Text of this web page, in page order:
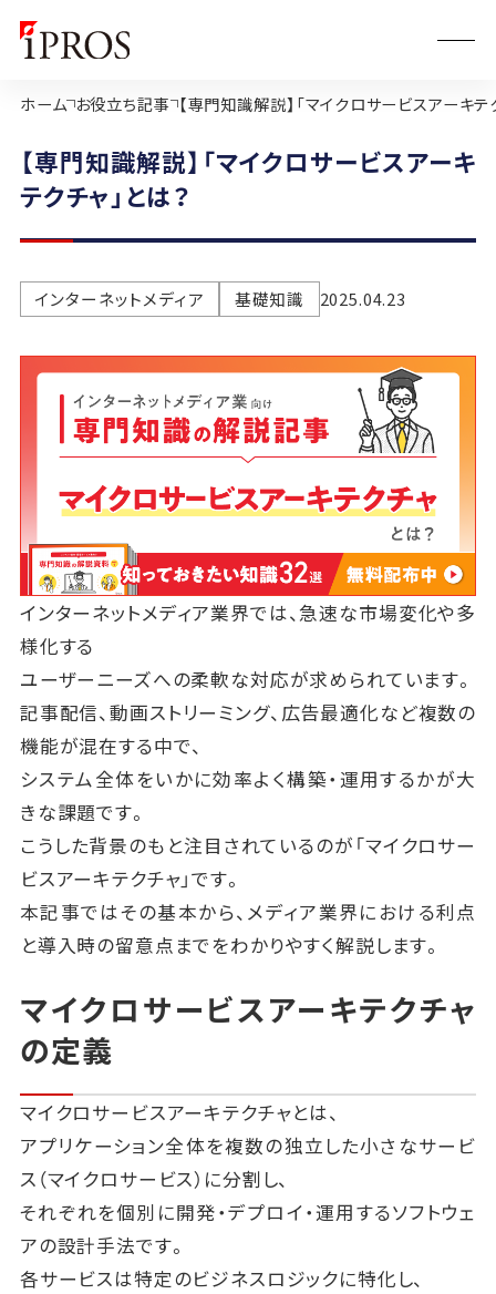
ホーム お役立ち記事 【専門知識解説】「マイクロサービスアーキテ
【専門知識解説】「マイクロサービスアーキ
テクチャ」とは？
インターネットメディア 基礎知識 2025.04.23
インターネットメディア業界では、急速な市場変化や多
様化する
ユーザーニーズへの柔軟な対応が求められています。
記事配信、動画ストリーミング、広告最適化など複数の
機能が混在する中で、
システム全体をいかに効率よく構築・運用するかが大
きな課題です。
こうした背景のもと注目されているのが「マイクロサー
ビスアーキテクチャ」です。
本記事ではその基本から、メディア業界における利点
と導入時の留意点までをわかりやすく解説します。
マイクロサービスアーキテクチャ
の定義
マイクロサービスアーキテクチャとは、
アプリケーション全体を複数の独立した小さなサービ
ス（マイクロサービス）に分割し、
それぞれを個別に開発・デプロイ・運用するソフトウェ
アの設計手法です。
各サービスは特定のビジネスロジックに特化し、